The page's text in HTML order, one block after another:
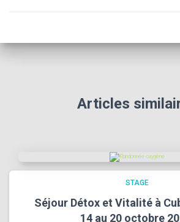
Articles
STAGE
Séjour Détox et Vitalité à
14 au 20 octobre